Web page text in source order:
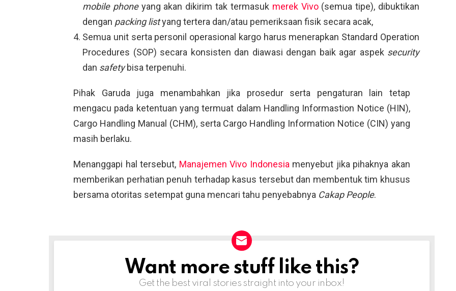
mobile phone yang akan dikirim tak termasuk merek Vivo(semua tipe), dibuktikan
dengan packing listyang tertera dan/atau pemeriksaan fisik secara acak,
Semua unit serta personil operasional kargo harus menerapkan Standard Operation
Procedures (SOP) secara konsisten dan diawasi dengan baik agar aspek security
dan safetybisa terpenuhi.
Pihak Garuda juga menambahkan jika prosedur serta pengaturan lain tetap
mengacu pada ketentuan yang termuat dalam Handling Informastion Notice (HIN),
Cargo Handling Manual (CHM), serta Cargo Handling Information Notice (CIN) yang
masih berlaku.
Menanggapi hal tersebut, Manajemen Vivo Indonesia menyebut jika pihaknya akan
memberikan perhatian penuh terhadap kasus tersebut dan membentuk tim khusus
bersama otoritas setempat guna mencari tahu penyebabnya Cakap People.
NEWSLETTERWant more stuff like this?
Get the best viral stories straight into your inbox!